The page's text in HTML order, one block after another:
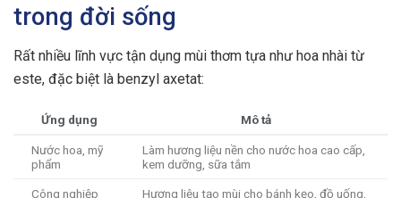
trong đời sống
Rất nhiều lĩnh vực tận dụng mùi thơm tựa như hoa nhài từ
este, đặc biệt là benzyl axetat:
Ứng dụng Mô tả
Nước hoa, mỹ
phẩm
Làm hương liệu nền cho nước hoa cao cấp,
kem dưỡng, sữa tắm
Công nghiệp
Hương liệu tạo mùi cho bánh kẹo, đồ uống,